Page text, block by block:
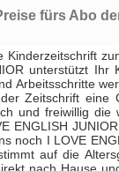
fürs Abo
Kinderzeitschrift
unterstützt
Arbeitsschritte
Zeitschrift eine
und freiwillig
ENGLISH
noch I LOVE
auf die